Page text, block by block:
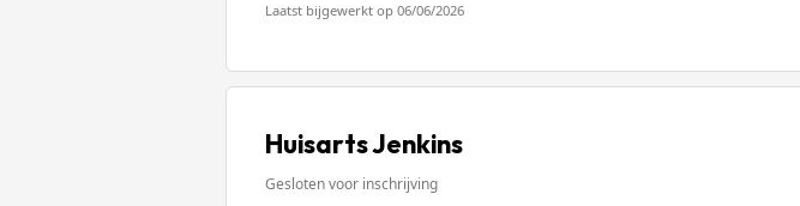
Laatst bijgewerkt op 06/06/2026
Huisarts Jenkins
Gesloten voor inschrijving